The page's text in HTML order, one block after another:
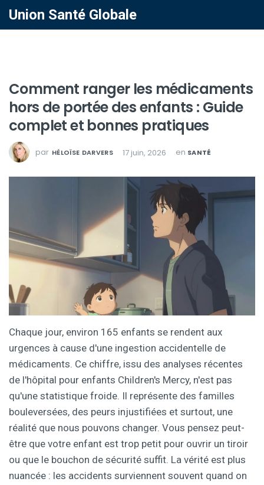
Union Santé Globale
Comment ranger les médicaments
hors de portée des enfants : Guide
complet et bonnes pratiques
par HÉLOÏSE DARVERS 17 juin, 2026 en SANTÉ
Chaque jour, environ 165 enfants se rendent aux
urgences à cause d'une ingestion accidentelle de
médicaments. Ce chiffre, issu des analyses récentes
de l'hôpital pour enfants Children's Mercy, n'est pas
qu'une statistique froide. Il représente des familles
bouleversées, des peurs injustifiées et surtout, une
réalité que nous pouvons changer. Vous pensez peut-
être que votre enfant est trop petit pour ouvrir un tiroir
ou que le bouchon de sécurité suffit. La vérité est plus
nuancée : les accidents surviennent souvent quand on